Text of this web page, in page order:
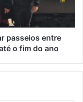
passeios entre
o fim do ano